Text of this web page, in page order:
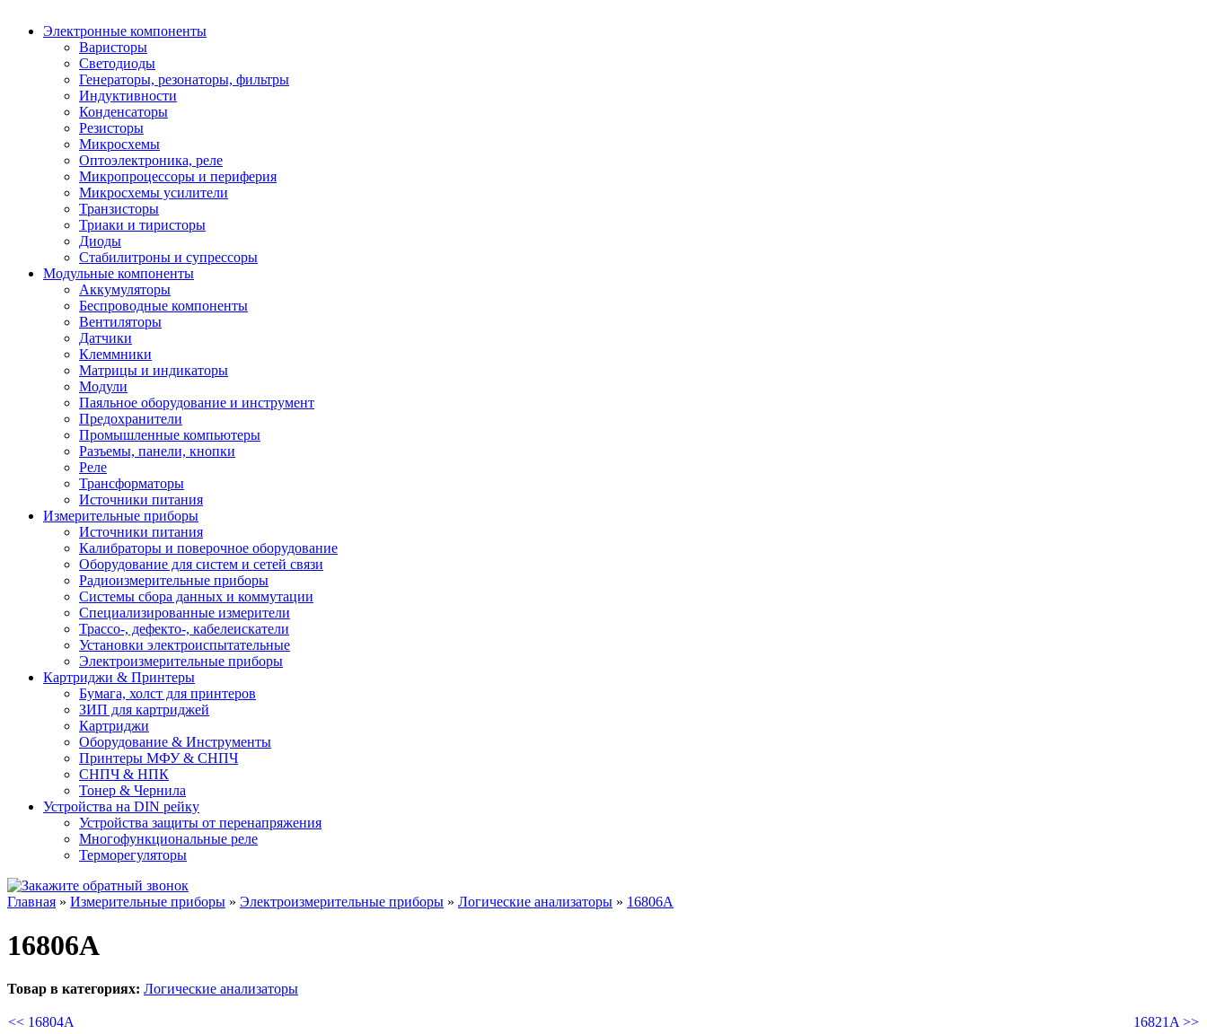
Электронные компоненты
Варисторы
Светодиоды
Генераторы, резонаторы, фильтры
Индуктивности
Конденсаторы
Резисторы
Микросхемы
Оптоэлектроника, реле
Микропроцессоры и периферия
Микросхемы усилители
Транзисторы
Триаки и тиристоры
Диоды
Стабилитроны и супрессоры
Модульные компоненты
Аккумуляторы
Беспроводные компоненты
Вентиляторы
Датчики
Клеммники
Матрицы и индикаторы
Модули
Паяльное оборудование и инструмент
Предохранители
Промышленные компьютеры
Разъемы, панели, кнопки
Реле
Трансформаторы
Источники питания
Измерительные приборы
Источники питания
Калибраторы и поверочное оборудование
Оборудование для систем и сетей связи
Радиоизмерительные приборы
Системы сбора данных и коммутации
Специализированные измерители
Трассо-, дефекто-, кабелеискатели
Установки электроиспытательные
Электроизмерительные приборы
Картриджи & Принтеры
Бумага, холст для принтеров
ЗИП для картриджей
Картриджи
Оборудование & Инструменты
Принтеры МФУ & СНПЧ
СНПЧ & НПК
Тонер & Чернила
Устройства на DIN рейку
Устройства защиты от перенапряжения
Многофункциональные реле
Терморегуляторы
Главная » Измерительные приборы » Электроизмерительные приборы » Логические анализаторы » 16806A
16806A
Товар в категориях: Логические анализаторы
<< 16804A 16821A >>